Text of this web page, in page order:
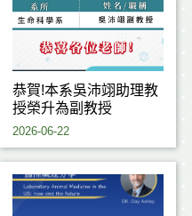
恭賀!本系吳沛翊助理教
授榮升為副教授
2026-06-22